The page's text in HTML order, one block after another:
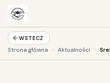
WSTECZ
Strona główna › Aktualności ›